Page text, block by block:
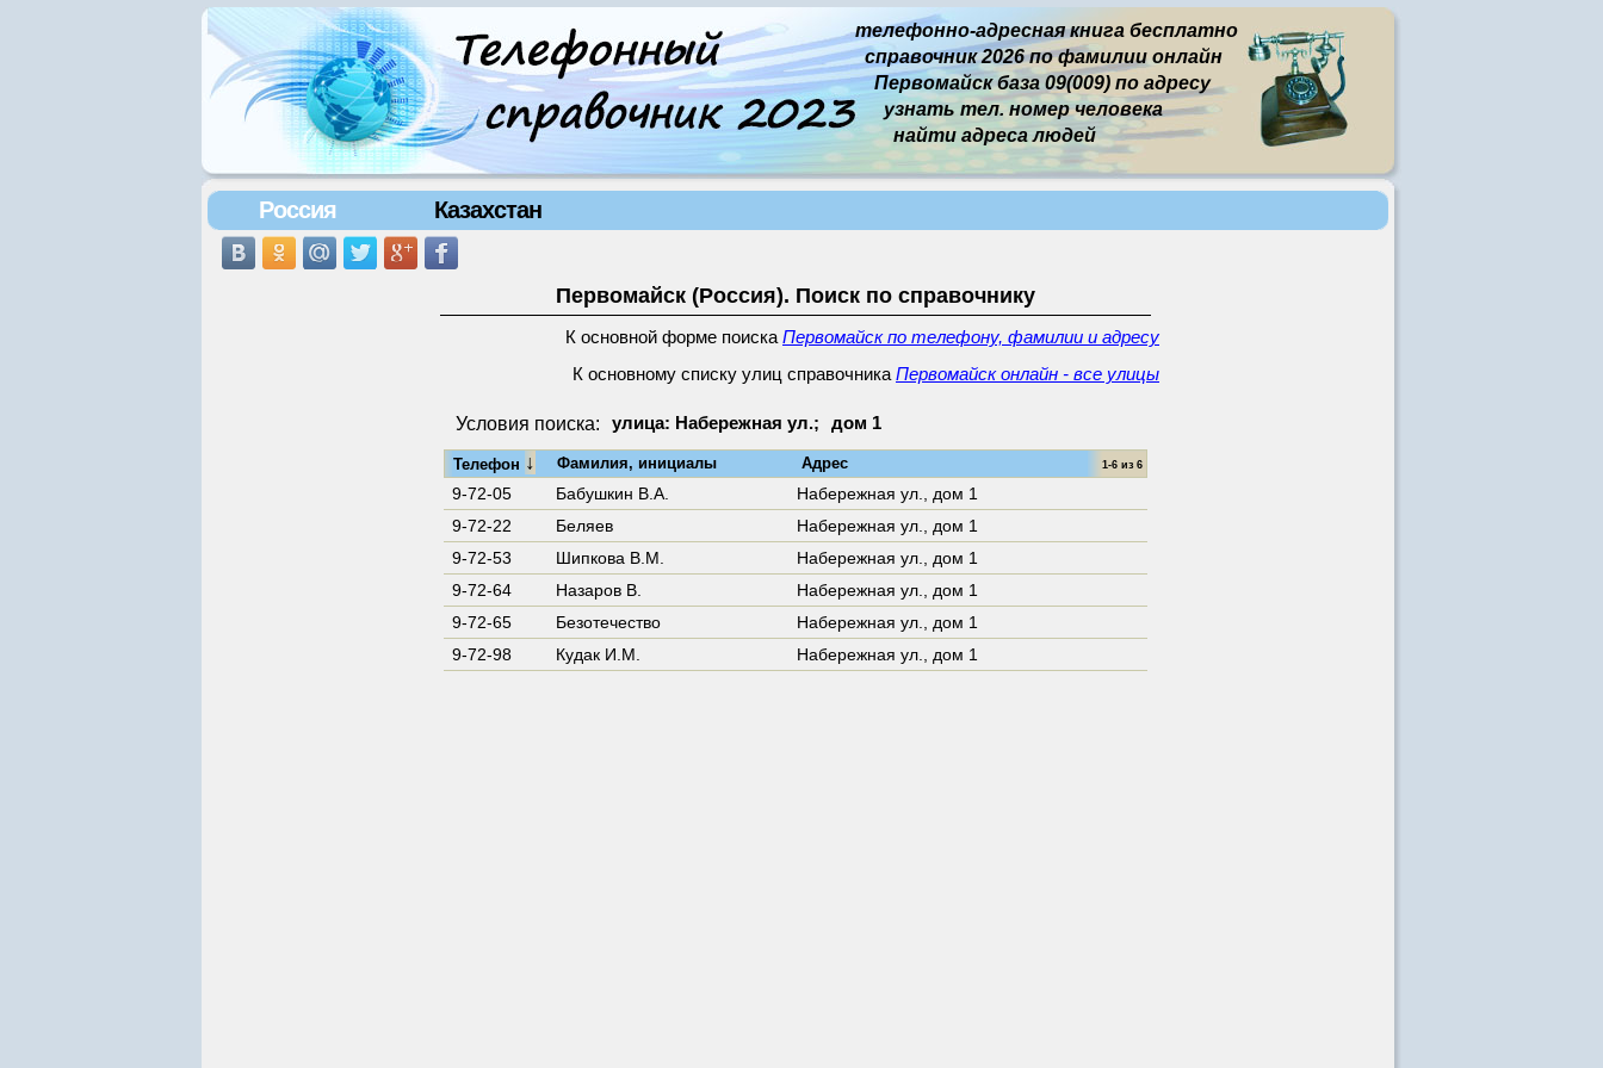
телефонно-адресная книга бесплатно
справочник 2026 по фамилии онлайн
Первомайск база 09(009) по адресу
узнать тел. номер человека
найти адреса людей
Россия Казахстан
Первомайск (Россия). Поиск по справочнику
К основной форме поиска Первомайск по телефону, фамилии и адресу
К основному списку улиц справочника Первомайск онлайн - все улицы
Условия поиска: улица: Набережная ул.; дом 1
Телефон ↓ Фамилия, инициалы Адрес 1-6 из 6
9-72-05 Бабушкин В.А. Набережная ул., дом 1
9-72-22
Беляев Набережная ул., дом 1
9-72-53
Шипкова В.М. Набережная ул., дом 1
9-72-64
Назаров В. Набережная ул., дом 1
9-72-65
Безотечество Набережная ул., дом 1
9-72-98
Кудак И.М. Набережная ул., дом 1